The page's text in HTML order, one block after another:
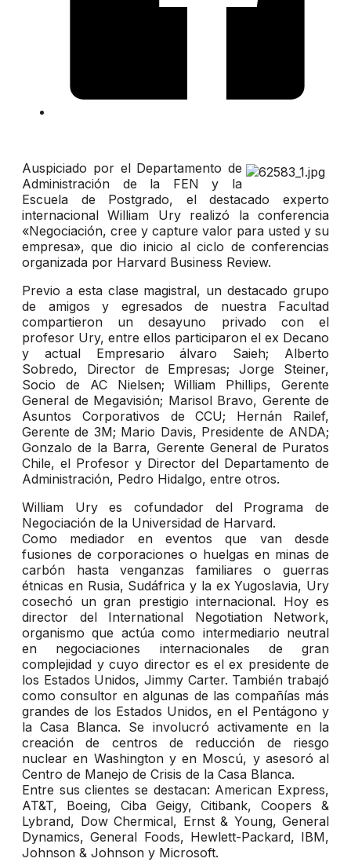
Auspiciado por el Departamento de
Administración de la FEN y la
Escuela de Postgrado, el destacado experto
internacional William Ury realizó la conferencia
«Negociación, cree y capture valor para usted y su
empresa», que dio inicio al ciclo de conferencias
organizada por Harvard Business Review.
Previo a esta clase magistral, un destacado grupo
de amigos y egresados de nuestra Facultad
compartieron un desayuno privado con el
profesor Ury, entre ellos participaron el ex Decano
y actual Empresario álvaro Saieh; Alberto
Sobredo, Director de Empresas; Jorge Steiner,
Socio de AC Nielsen; William Phillips, Gerente
General de Megavisión; Marisol Bravo, Gerente de
Asuntos Corporativos de CCU; Hernán Railef,
Gerente de 3M; Mario Davis, Presidente de ANDA;
Gonzalo de la Barra, Gerente General de Puratos
Chile, el Profesor y Director del Departamento de
Administración, Pedro Hidalgo, entre otros.
William Ury es cofundador del Programa de
Negociación de la Universidad de Harvard.
Como mediador en eventos que van desde
fusiones de corporaciones o huelgas en minas de
carbón hasta venganzas familiares o guerras
étnicas en Rusia, Sudáfrica y la ex Yugoslavia, Ury
cosechó un gran prestigio internacional. Hoy es
director del International Negotiation Network,
organismo que actúa como intermediario neutral
en negociaciones internacionales de gran
complejidad y cuyo director es el ex presidente de
los Estados Unidos, Jimmy Carter. También trabajó
como consultor en algunas de las compañías más
grandes de los Estados Unidos, en el Pentágono y
la Casa Blanca. Se involucró activamente en la
creación de centros de reducción de riesgo
nuclear en Washington y en Moscú, y asesoró al
Centro de Manejo de Crisis de la Casa Blanca.
Entre sus clientes se destacan: American Express,
AT&T, Boeing, Ciba Geigy, Citibank, Coopers &
Lybrand, Dow Chermical, Ernst & Young, General
Dynamics, General Foods, Hewlett-Packard, IBM,
Johnson & Johnson y Microsoft.